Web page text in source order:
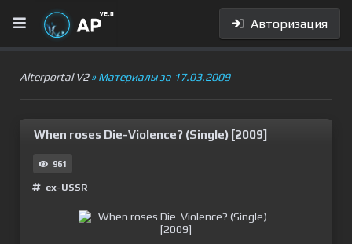
Авторизация
Alterportal V2» Материалы за 17.03.2009
When roses Die-Violence? (Single) [2009]
961
ex-USSR